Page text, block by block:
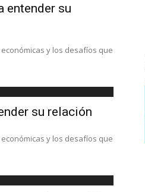
entender su
y los desafíos que
su relación
y los desafíos que